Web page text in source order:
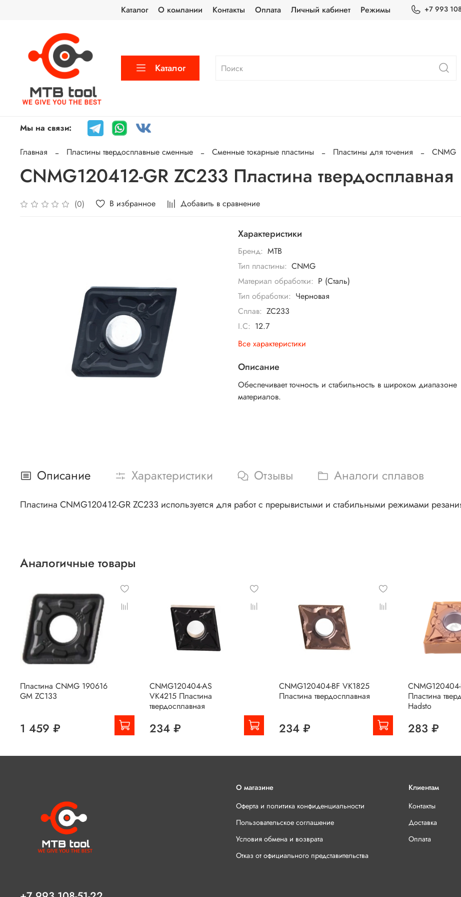
Каталог О компании Контакты Оплата Личный кабинет Режимы +7 993
Каталог
Мы на связи:
Главная Пластины твердосплавные сменные Сменные токарные пластины Пластины для точения CNMG
CNMG120412-GR ZC233 Пластина твердосплавная
(0) В избранное Добавить в сравнение
Характеристики
Бренд: MTB
Тип пластины: CNMG
Материал обработки: P (Сталь)
Тип обработки: Черновая
Сплав: ZC233
I.C: 12.7
Все характеристики
Описание
Обеспечивает точность и стабильность в широком диапазоне
материалов.
Описание Характеристики Отзывы Аналоги сплавов
Пластина CNMG120412-GR ZC233 используется для работ с прерывистыми и стабильными режимами
Аналогичные товары
Пластина CNMG 190616
GM ZC133
1 459 ₽
CNMG120404-AS
VK4215 Пластина
твердосплавная
234 ₽
CNMG120404-BF VK1825
Пластина твердосплавная
234 ₽
Пластина
Hadsto
283 ₽
О магазине
Оферта и политика конфиденциальности
Пользовательское соглашение
Условия обмена и возврата
Отказ от официального представительства
Клиентам
Контакты
Доставка
Оплата